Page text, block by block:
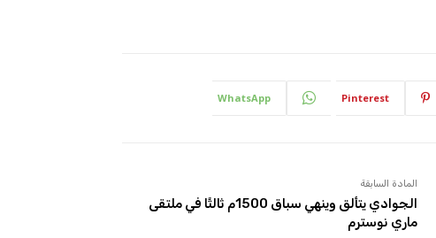
Pinterest
WhatsApp
المادة السابقة
الجوادي يتألق وينهي سباق 1500م ثالثًا في ملتقى
ماري نوسترم